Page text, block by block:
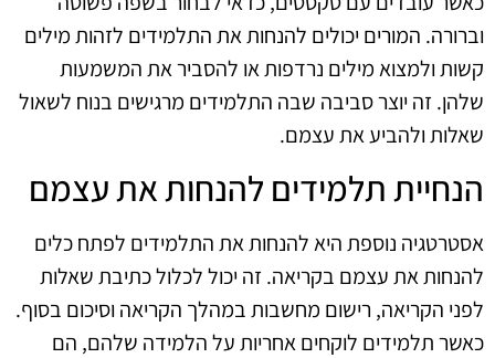
וברורה. המורים יכולים להנחות את התלמידים לזהות מילים
קשות ולמצוא מילים נרדפות או להסביר את המשמעות
שלהן. זה יוצר סביבה שבה התלמידים מרגישים בנוח לשאול
שאלות ולהביע את עצמם.
הנחיית תלמידים להנחות את עצמם
אסטרטגיה נוספת היא להנחות את התלמידים לפתח כלים
להנחות את עצמם בקריאה. זה יכול לכלול כתיבת שאלות
לפני הקריאה, רישום מחשבות במהלך הקריאה וסיכום בסוף.
כאשר תלמידים לוקחים אחריות על הלמידה שלהם, הם